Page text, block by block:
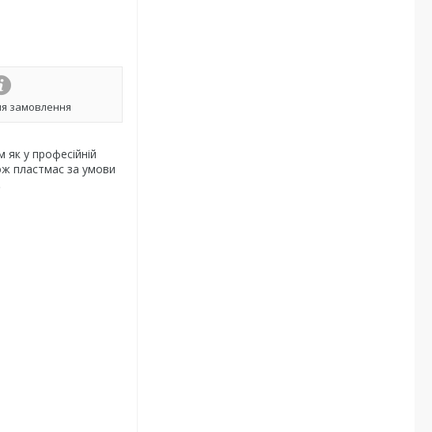
замовлення
у професійній
пластмас за умови